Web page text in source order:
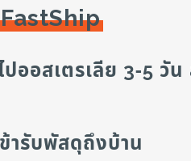
FastShip
ออสเตรเลีย 3-5 วั
ารับพัสดุถึงบ้าน